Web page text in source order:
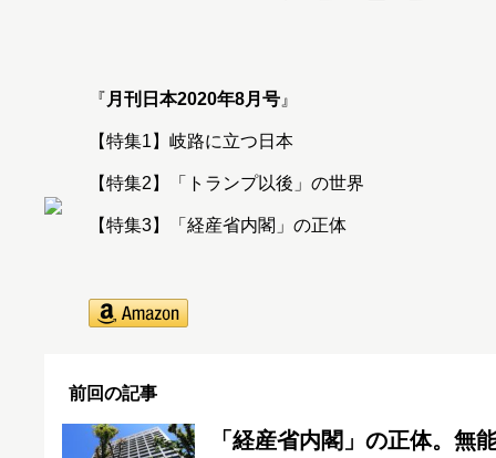
『 月刊日本2020年8月号 』
【特集1】岐路に立つ日本
【特集2】「トランプ以後」の世界
【特集3】「経産省内閣」の正体
前回の記事
「経産省内閣」の正体。無